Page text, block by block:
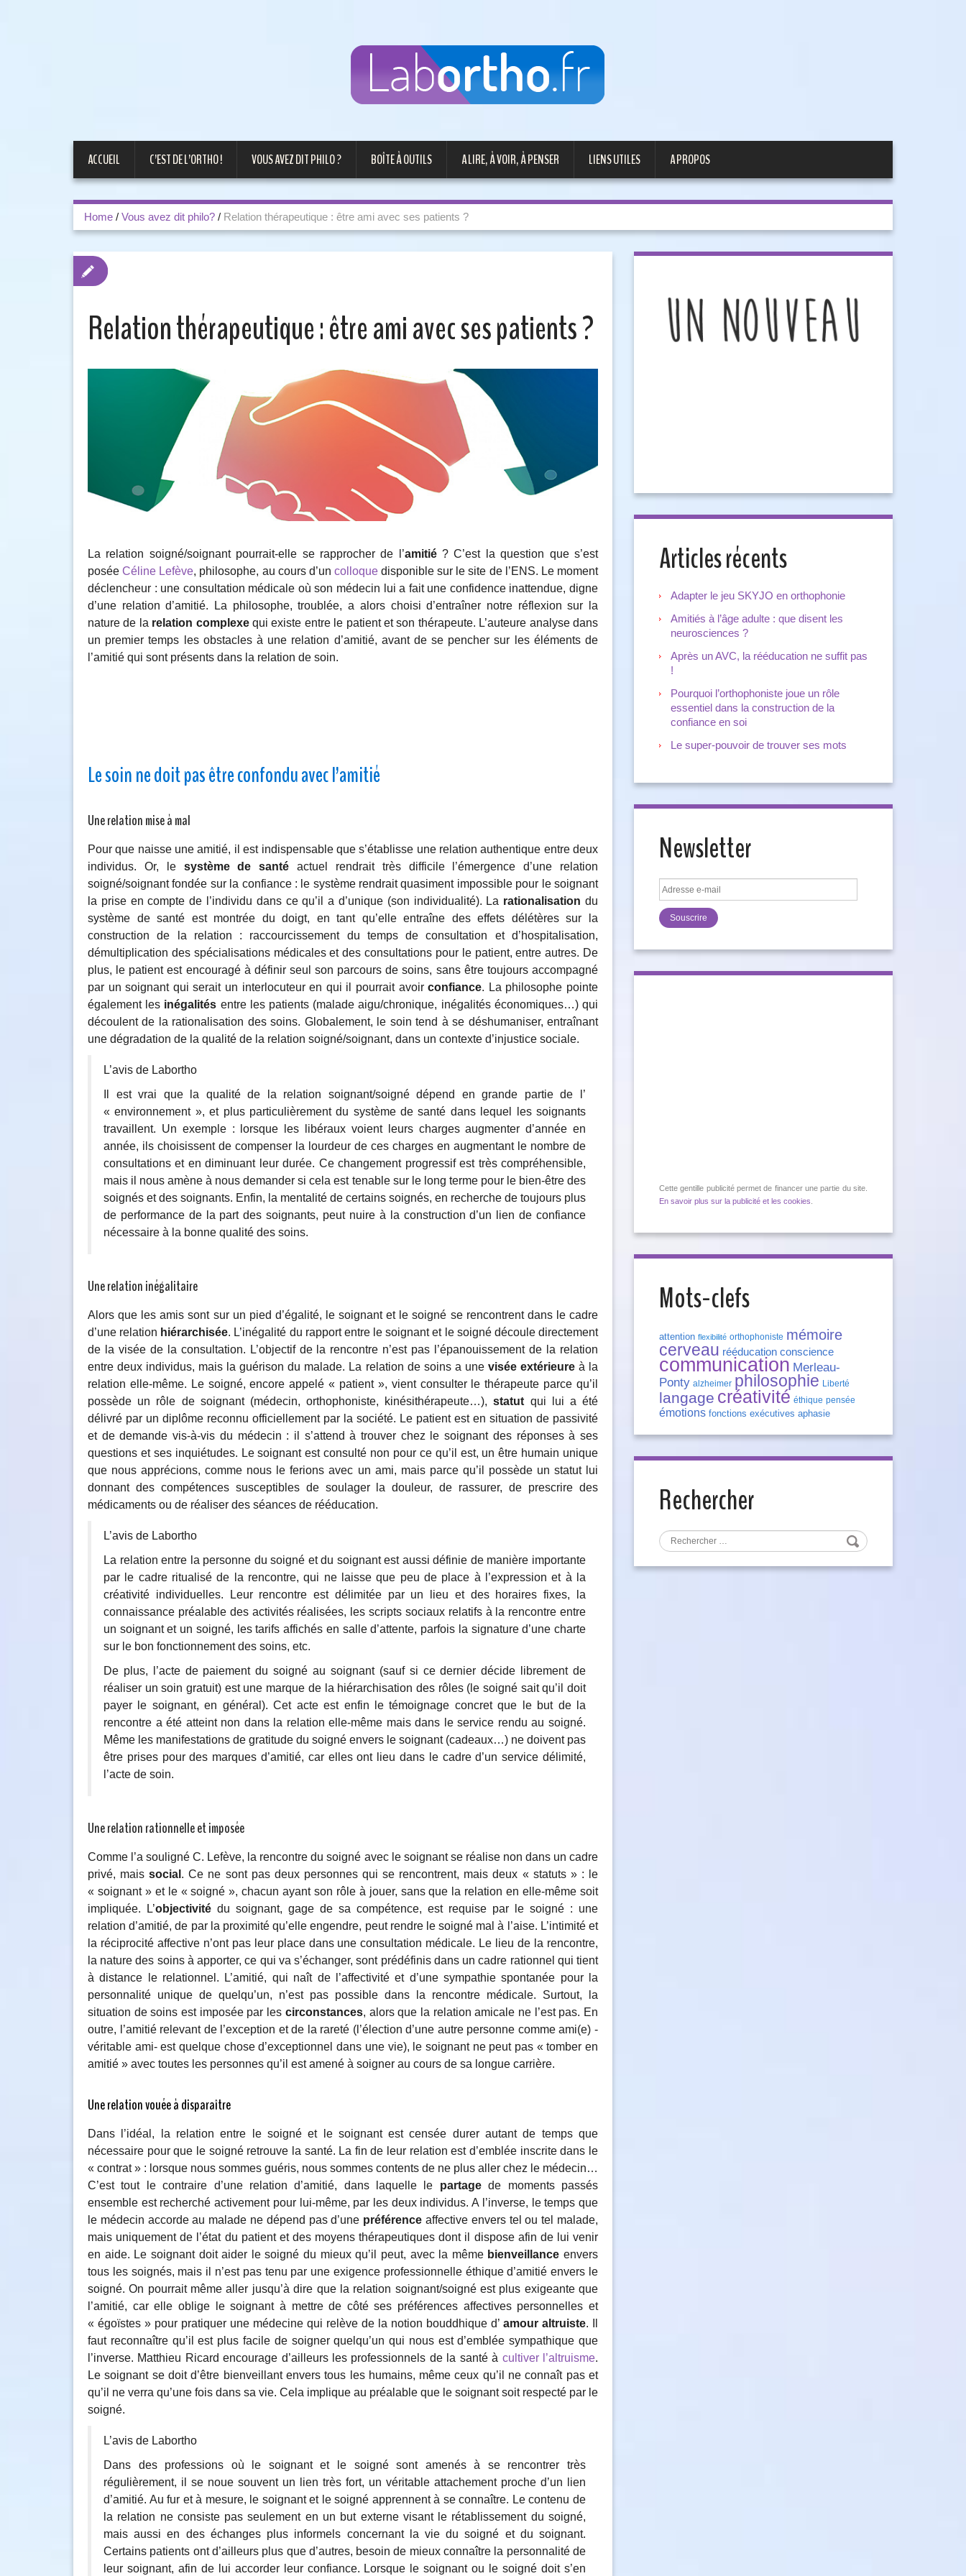
ACCUEIL C’EST DE L’ORTHO ! VOUS AVEZ DIT PHILO ? BOÎTE À OUTILS A LIRE, À VOIR, À PENSER LIENS UTILES A PROPOS
Home / Vous avez dit philo? / Relation thérapeutique : être ami avec ses patients ?
Relation thérapeutique : être ami avec ses patients ?
La relation soigné/soignant pourrait-elle se rapprocher de l’amitié? C’est la question que s’est
poséeCéline Lefève, philosophe, au cours d’un colloquedisponible sur le site de l’ENS. Le moment
déclencheur : une consultation médicale où son médecin lui a fait une confidence inattendue, digne
d’une relation d’amitié. La philosophe, troublée, a alors choisi d’entraîner notre réflexion sur la
nature de la relation complexequi existe entre le patient et son thérapeute. L’auteure analyse dans
un premier temps les obstacles à une relation d’amitié, avant de se pencher sur les éléments de
l’amitié qui sont présents dans la relation de soin.
Le soin ne doit pas être confondu avec l’amitié
Une relation mise à mal
Pour que naisse une amitié, il est indispensable que s’établisse une relation authentique entre deux
individus. Or, le système de santé actuel rendrait très difficile l’émergence d’une relation
soigné/soignant fondée sur la confiance : le système rendrait quasiment impossible pour le soignant
la prise en compte de l’individu dans ce qu’il a d’unique (son individualité). La rationalisation du
système de santé est montrée du doigt, en tant qu’elle entraîne des effets délétères sur la
construction de la relation : raccourcissement du temps de consultation et d’hospitalisation,
démultiplication des spécialisations médicales et des consultations pour le patient, entre autres. De
plus, le patient est encouragé à définir seul son parcours de soins, sans être toujours accompagné
par un soignant qui serait un interlocuteur en qui il pourrait avoirconfiance. La philosophe pointe
également les inégalités entre les patients (malade aigu/chronique, inégalités économiques…) qui
découlent de la rationalisation des soins. Globalement, le soin tend à se déshumaniser, entraînant
une dégradation de la qualité de la relation soigné/soignant, dans un contexte d’injustice sociale.
L’avis de Labortho
Il est vrai que la qualité de la relation soignant/soigné dépend en grande partie de l’
« environnement », et plus particulièrement du système de santé dans lequel les soignants
travaillent. Un exemple : lorsque les libéraux voient leurs charges augmenter d’année en
année, ils choisissent de compenser la lourdeur de ces charges en augmentant le nombre de
consultations et en diminuant leur durée. Ce changement progressif est très compréhensible,
mais il nous amène à nous demander si cela est tenable sur le long terme pour le bien-être des
soignés et des soignants. Enfin, la mentalité de certains soignés, en recherche de toujours plus
de performance de la part des soignants, peut nuire à la construction d’un lien de confiance
nécessaire à la bonne qualité des soins.
Une relation inégalitaire
Alors que les amis sont sur un pied d’égalité, le soignant et le soigné se rencontrent dans le cadre
d’une relation hiérarchisée. L’inégalité du rapport entre le soignant et le soigné découle directement
de la visée de la consultation. L’objectif de la rencontre n’est pas l’épanouissement de la relation
entre deux individus, mais la guérison du malade. La relation de soins a une visée extérieureà la
relation elle-même. Le soigné, encore appelé « patient », vient consulter le thérapeute parce qu’il
possède un rôle de soignant (médecin, orthophoniste, kinésithérapeute…),statut qui lui a été
délivré par un diplôme reconnu officiellement par la société. Le patient est en situation de passivité
et de demande vis-à-vis du médecin : il s’attend à trouver chez le soignant des réponses à ses
questions et ses inquiétudes. Le soignant est consulté non pour ce qu’il est, un être humain unique
que nous apprécions, comme nous le ferions avec un ami, mais parce qu’il possède un statut lui
donnant des compétences susceptibles de soulager la douleur, de rassurer, de prescrire des
médicaments ou de réaliser des séances de rééducation.
L’avis de Labortho
La relation entre la personne du soigné et du soignant est aussi définie de manière importante
par le cadre ritualisé de la rencontre, qui ne laisse que peu de place à l’expression et à la
créativité individuelles. Leur rencontre est délimitée par un lieu et des horaires fixes, la
connaissance préalable des activités réalisées, les scripts sociaux relatifs à la rencontre entre
un soignant et un soigné, les tarifs affichés en salle d’attente, parfois la signature d’une charte
sur le bon fonctionnement des soins, etc.
De plus, l’acte de paiement du soigné au soignant (sauf si ce dernier décide librement de
réaliser un soin gratuit) est une marque de la hiérarchisation des rôles (le soigné sait qu’il doit
payer le soignant, en général). Cet acte est enfin le témoignage concret que le but de la
rencontre a été atteint non dans la relation elle-même mais dans le service rendu au soigné.
Même les manifestations de gratitude du soigné envers le soignant (cadeaux…) ne doivent pas
être prises pour des marques d’amitié, car elles ont lieu dans le cadre d’un service délimité,
l’acte de soin.
Une relation rationnelle et imposée
Comme l’a souligné C. Lefève, la rencontre du soigné avec le soignant se réalise non dans un cadre
privé, maissocial . Ce ne sont pas deux personnes qui se rencontrent, mais deux « statuts » : le
« soignant » et le « soigné », chacun ayant son rôle à jouer, sans que la relation en elle-même soit
impliquée. L’objectivité du soignant, gage de sa compétence, est requise par le soigné : une
relation d’amitié, de par la proximité qu’elle engendre, peut rendre le soigné mal à l’aise. L’intimité et
la réciprocité affective n’ont pas leur place dans une consultation médicale. Le lieu de la rencontre,
la nature des soins à apporter, ce qui va s’échanger, sont prédéfinis dans un cadre rationnel qui tient
à distance le relationnel. L’amitié, qui naît de l’affectivité et d’une sympathie spontanée pour la
personnalité unique de quelqu’un, n’est pas possible dans la rencontre médicale. Surtout, la
situation de soins est imposée par les circonstances, alors que la relation amicale ne l’est pas. En
outre, l’amitié relevant de l’exception et de la rareté (l’élection d’une autre personne comme ami(e) -
véritable ami- est quelque chose d’exceptionnel dans une vie), le soignant ne peut pas « tomber en
amitié » avec toutes les personnes qu’il est amené à soigner au cours de sa longue carrière.
Une relation vouée à disparaître
Dans l’idéal, la relation entre le soigné et le soignant est censée durer autant de temps que
nécessaire pour que le soigné retrouve la santé. La fin de leur relation est d’emblée inscrite dans le
« contrat » : lorsque nous sommes guéris, nous sommes contents de ne plus aller chez le médecin…
C’est tout le contraire d’une relation d’amitié, dans laquelle le partagede moments passés
ensemble est recherché activement pour lui-même, par les deux individus. A l’inverse, le temps que
le médecin accorde au malade ne dépend pas d’une préférence affective envers tel ou tel malade,
mais uniquement de l’état du patient et des moyens thérapeutiques dont il dispose afin de lui venir
en aide. Le soignant doit aider le soigné du mieux qu’il peut, avec la même bienveillance envers
tous les soignés, mais il n’est pas tenu par une exigence professionnelle éthique d’amitié envers le
soigné. On pourrait même aller jusqu’à dire que la relation soignant/soigné est plus exigeante que
l’amitié, car elle oblige le soignant à mettre de côté ses préférences affectives personnelles et
« égoïstes » pour pratiquer une médecine qui relève de la notion bouddhique d’ amour altruiste. Il
faut reconnaître qu’il est plus facile de soigner quelqu’un qui nous est d’emblée sympathique que
l’inverse. Matthieu Ricard encourage d’ailleurs les professionnels de la santé à cultiver l’altruisme.
Le soignant se doit d’être bienveillant envers tous les humains, même ceux qu’il ne connaît pas et
qu’il ne verra qu’une fois dans sa vie. Cela implique au préalable que le soignant soit respecté par le
soigné.
L’avis de Labortho
Dans des professions où le soignant et le soigné sont amenés à se rencontrer très
régulièrement, il se noue souvent un lien très fort, un véritable attachement proche d’un lien
d’amitié. Au fur et à mesure, le soignant et le soigné apprennent à se connaître. Le contenu de
la relation ne consiste pas seulement en un but externe visant le rétablissement du soigné,
mais aussi en des échanges plus informels concernant la vie du soigné et du soignant.
Certains patients ont d’ailleurs plus que d’autres, besoin de mieux connaître la personnalité de
leur soignant, afin de lui accorder leur confiance. Lorsque le soignant ou le soigné doit s’en
Articles récents
Adapter le jeu SKYJO en orthophonie
Amitiés à l’âge adulte : que disent les
neurosciences ?
Après un AVC, la rééducation ne suffit pas
!
Pourquoi l’orthophoniste joue un rôle
essentiel dans la construction de la
confiance en soi
Le super-pouvoir de trouver ses mots
Newsletter
Adresse
e-
mail
Cette gentille publicité permet de financer une partie du site.
En savoir plus sur la publicité et les cookies
Mots-clefs
attention flexibilité orthophoniste mémoire
cerveau rééducation conscience
communication Merleau-
Ponty alzheimer philosophie Liberté
langage créativité éthique pensée
émotions fonctions exécutives aphasie
Rechercher